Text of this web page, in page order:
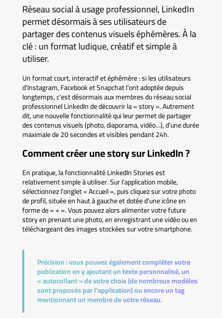
Réseau social à usage professionnel, LinkedIn
permet désormais à ses utilisateurs de
partager des contenus visuels éphémères. À la
clé : un format ludique, créatif et simple à
utiliser.
Un format court, interactif et éphémère : si les utilisateurs
d’Instagram, Facebook et Snapchat l’ont adoptée depuis
longtemps, c’est désormais aux membres du réseau social
professionnel LinkedIn de découvrir la « story ». Autrement
dit, une nouvelle fonctionnalité qui leur permet de partager
des contenus visuels (photo, diaporama, vidéo…), d’une durée
maximale de 20 secondes et visibles pendant 24h.
Comment créer une story sur LinkedIn ?
En pratique, la fonctionnalité LinkedIn Stories est
relativement simple à utiliser. Sur l’application mobile,
sélectionnez l’onglet « Accueil », puis cliquez sur votre photo
de profil, située en haut à gauche et dotée d’une icône en
forme de « + ». Vous pouvez alors alimenter votre future
story en prenant une photo, en enregistrant une vidéo ou en
téléchargeant des images stockées sur votre smartphone.
Précision :vous pouvez également compléter votre
publication en y ajoutant un texte personnalisé, un
« autocollant » de votre choix (de nombreux modèles
sont proposés par l’application) ou encore un tag
mentionnant un membre de votre réseau.